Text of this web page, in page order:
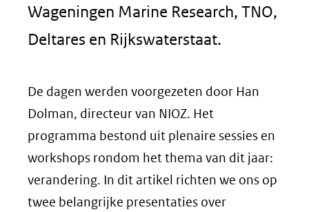
Wageningen Marine Research, TNO,
Deltares en Rijkswaterstaat.
De dagen werden voorgezeten door Han
Dolman, directeur van NIOZ. Het
programma bestond uit plenaire sessies en
workshops rondom het thema van dit jaar:
verandering. In dit artikel richten we ons op
twee belangrijke presentaties over